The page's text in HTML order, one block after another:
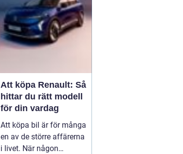
Att köpa Renault: Så
hittar du rätt modell
för din vardag
Att köpa bil är för många
en av de större affärerna
i livet. När någon